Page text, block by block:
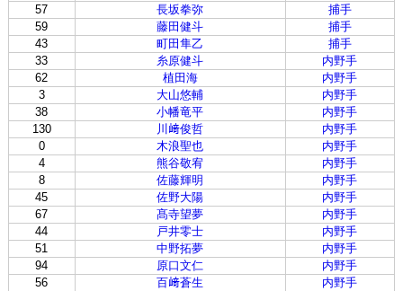
57
長坂拳弥
捕手
59
藤田健斗
捕手
43
町田隼乙
捕手
33
糸原健斗
内野手
62
植田海
内野手
3
大山悠輔
内野手
38
小幡竜平
内野手
130
川﨑俊哲
内野手
0
木浪聖也
内野手
4
熊谷敬宥
内野手
8
佐藤輝明
内野手
45
佐野大陽
内野手
67
髙寺望夢
内野手
44
戸井零士
内野手
51
中野拓夢
内野手
94
原口文仁
内野手
56
百﨑蒼生
内野手